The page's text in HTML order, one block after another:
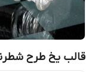
قالب یخ طرح